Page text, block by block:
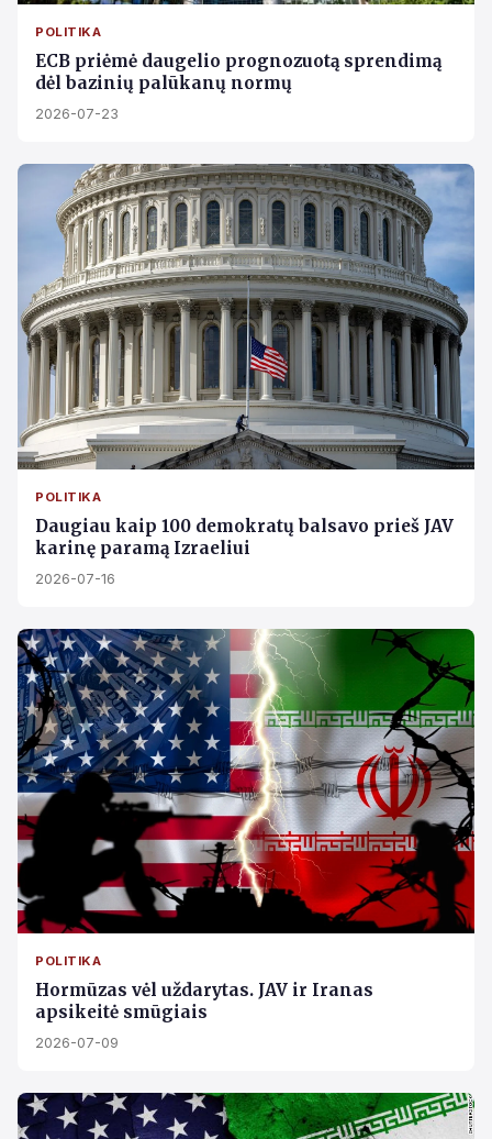
POLITIKA
ECB priėmė daugelio prognozuotą sprendimą
dėl bazinių palūkanų normų
2026-07-23
POLITIKA
Daugiau kaip 100 demokratų balsavo prieš JAV
karinę paramą Izraeliui
2026-07-16
POLITIKA
Hormūzas vėl uždarytas. JAV ir Iranas
apsikeitė smūgiais
2026-07-09